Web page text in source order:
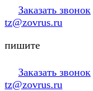
Заказать звонок
tz@zovrus.ru
пишите
Заказать звонок
tz@zovrus.ru